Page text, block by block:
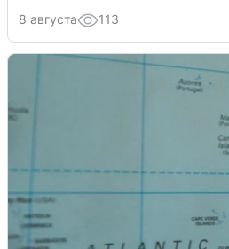
8 августа 113